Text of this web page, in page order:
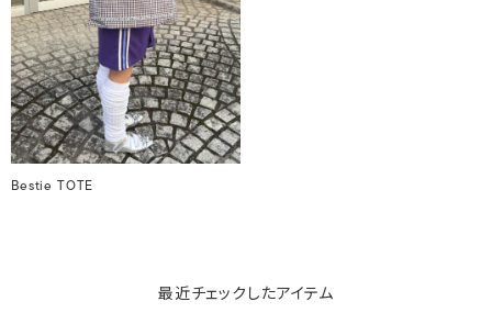
Bestie TOTE
最近チェックしたアイテム